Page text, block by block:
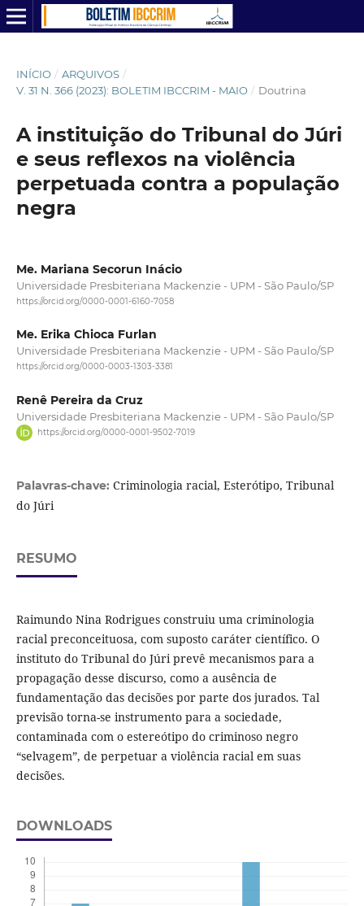
INÍCIO / ARQUIVOS /
V. 31 N. 366 (2023): BOLETIM IBCCRIM - MAIO / Doutrina
A instituição do Tribunal do Júri
e seus reflexos na violência
perpetuada contra a população
negra
Me. Mariana Secorun Inácio
Universidade Presbiteriana Mackenzie - UPM - São Paulo/SP
https://orcid.org/0000-0001-6160-7058
Me. Erika Chioca Furlan
Universidade Presbiteriana Mackenzie - UPM - São Paulo/SP
https://orcid.org/0000-0003-1303-3381
Renê Pereira da Cruz
Universidade Presbiteriana Mackenzie - UPM - São Paulo/SP
https://orcid.org/0000-0001-9502-7019
Palavras-chave: Criminologia racial, Esterótipo, Tribunal
do Júri
RESUMO
Raimundo Nina Rodrigues construiu uma criminologia
racial preconceituosa, com suposto caráter científico. O
instituto do Tribunal do Júri prevê mecanismos para a
propagação desse discurso, como a ausência de
fundamentação das decisões por parte dos jurados. Tal
previsão torna-se instrumento para a sociedade,
contaminada com o estereótipo do criminoso negro
“selvagem”, de perpetuar a violência racial em suas
decisões.
DOWNLOADS